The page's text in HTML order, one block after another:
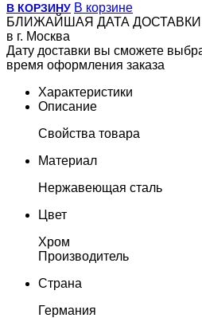
В КОРЗИНУ В корзине
БЛИЖАЙШАЯ ДАТА ДОСТАВКИ
в г. Москва
Дату доставки вы сможете
время оформления заказа
Характеристики
Описание
Свойства товара
Материал
Нержавеющая сталь
Цвет
Хром
Производитель
Страна
Германия